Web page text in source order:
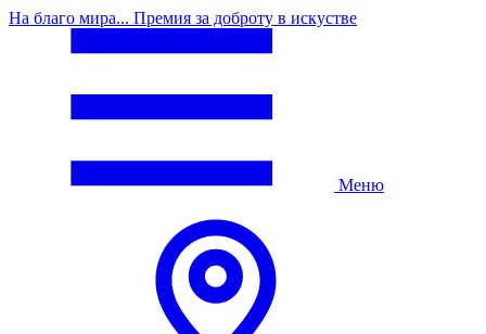
На благо мира... Премия за доброту в искустве
Меню